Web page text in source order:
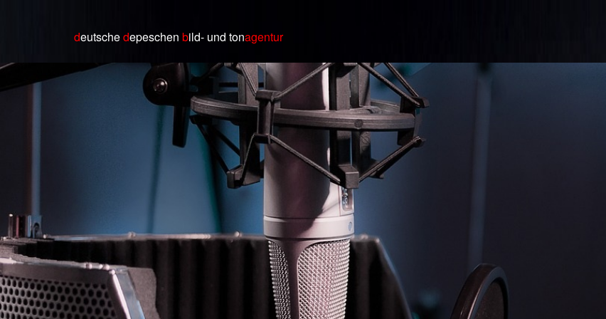
deutschedepeschen bild- und tonagentur